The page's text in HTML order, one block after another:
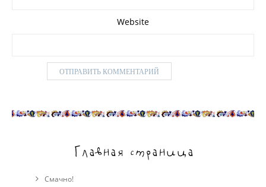
Website
Главная страница
Смачно!